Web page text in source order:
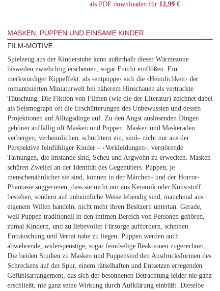
als PDF downloaden für 12,99 €
MASKEN, PUPPEN UND EINSAME KINDER
FILM-MOTIVE
Spielzeug aus der Kinderstube kann außerhalb dieser Wärmezone
bisweilen zwielichtig erscheinen, sogar Furcht einflößen. Ein
merkwürdiger Kippeffekt: als ‹entpuppe› sich die ‹Heimlichkeit› der
romantisierten Miniaturwelt bei näherem Hinschauen als vertrackte
Täuschung. Die Fiktion von Filmen (wie die der Literatur) zeichnet dabei
als Seismograph oft die Erschütterungen des Unbewussten und dessen
Projektionen auf Alltagsdinge auf. Zu den Angst auslösenden Dingen
gehören auffällig oft Masken und Puppen. Masken und Maskeraden
verbergen, verheimlichen, schüchtern ein, sind– nicht nur aus der
Perspektive feinfühliger Kinder – ‹Verkleidungen›, verstörende
Tarnungen, die imstande sind, Scheu und Argwohn zu erwecken. Masken
schüren Zweifel an der Identität des Gegenübers. Puppen, je
menschenähnlicher sie sind, können in der Märchen- und der Horror-
Phantasie suggerieren, dass sie nicht nur aus Keramik oder Kunststoff
bestehen, sondern auf unheimliche Weise lebendig sind, manchmal aus
eigenem Willen handeln, nicht mehr ihren Besitzern untertan. Gerade,
weil Puppen traditionell in den intimen Bereich von Personen gehören,
zumal Kindern, und zu liebevoller Fürsorge auffordern, scheinen
Enttäuschung und Verrat nahe zu liegen: Puppen werden auch
abwehrende, widerspenstige, sogar feindselige Reaktionen zugerechnet.
Die beiden Studien zu Masken und Puppensind den Ausdrucksformen des
Schreckens auf der Spur, einem rätselhaften und Entsetzen erregenden
Gefühlsarrangement, das sich der besonnenen Betrachtung leider nie ganz
erschließt, nie ganz seine Wirkung durch Aufklärung einbüßt. Dieselbe